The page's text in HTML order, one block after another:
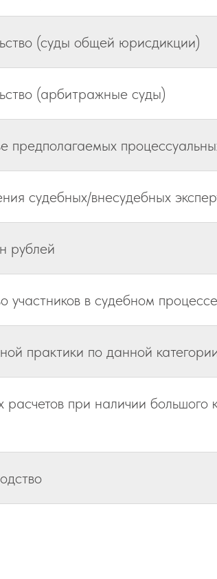
(суды общей юрисдикции)
(арбитражные суды)
предполагаемых
судебных/внесудебных
рублей
участников в судебном процессе
практики по данной
при наличии большого